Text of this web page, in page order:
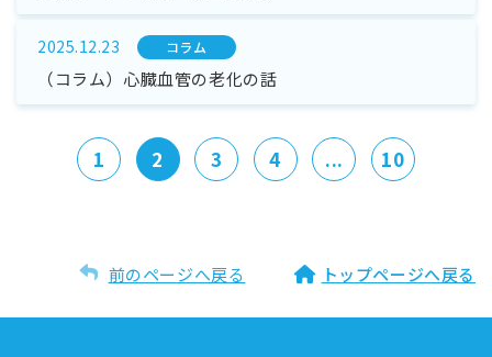
2025.12.23 コラム
（コラム）心臓血管の老化の話
1 2 3 4 ... 10
前のページへ戻る トップページへ戻る